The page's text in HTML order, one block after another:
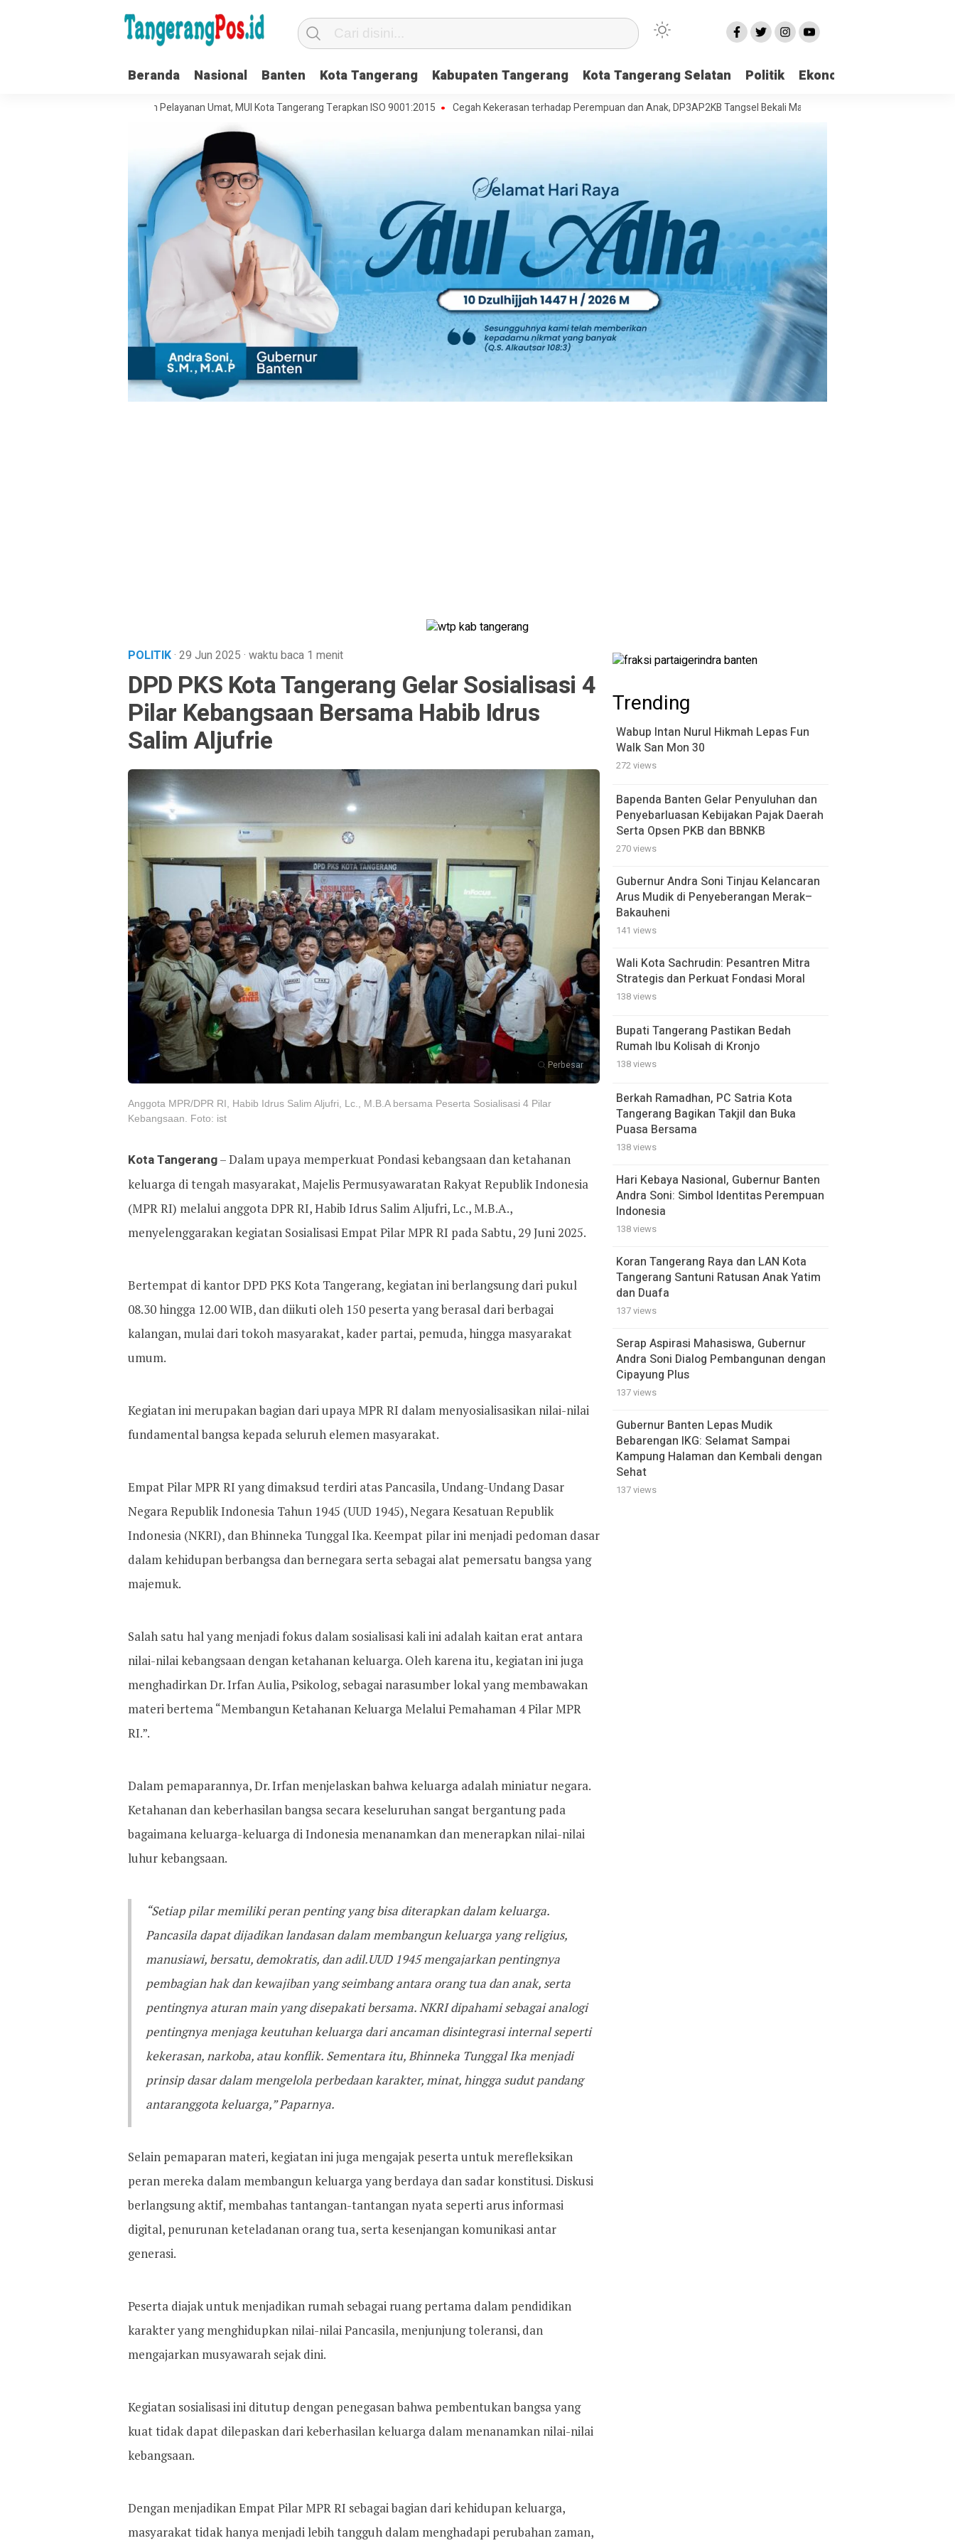
Beranda Nasional Banten Kota Tangerang Kabupaten Tangerang Kota Tangerang Selatan Politik Ekonomi
Kelola Organisasi dan Pelayanan Umat, MUI Kota Tangerang Terapkan ISO 9001:2015 Cegah Kekerasan terhadap Perempuan dan Anak, DP3AP2KB Tangsel Bekali Masyarakat Manajemen Stres dan Dukungan
POLITIK· 29 Jun 2025 · waktu baca 1 menit
DPD PKS Kota Tangerang Gelar Sosialisasi 4
Pilar Kebangsaan Bersama Habib Idrus
Salim Aljufrie
Perbesar
Anggota MPR/DPR RI, Habib Idrus Salim Aljufri, Lc., M.B.A bersama Peserta Sosialisasi 4 Pilar
Kebangsaan. Foto: ist
Kota Tangerang– Dalam upaya memperkuat Pondasi kebangsaan dan ketahanan
keluarga di tengah masyarakat, Majelis Permusyawaratan Rakyat Republik Indonesia
(MPR RI) melalui anggota DPR RI, Habib Idrus Salim Aljufri, Lc., M.B.A.,
menyelenggarakan kegiatan Sosialisasi Empat Pilar MPR RI pada Sabtu, 29 Juni 2025.
Bertempat di kantor DPD PKS Kota Tangerang, kegiatan ini berlangsung dari pukul
08.30 hingga 12.00 WIB, dan diikuti oleh 150 peserta yang berasal dari berbagai
kalangan, mulai dari tokoh masyarakat, kader partai, pemuda, hingga masyarakat
umum.
Kegiatan ini merupakan bagian dari upaya MPR RI dalam menyosialisasikan nilai-nilai
fundamental bangsa kepada seluruh elemen masyarakat.
Empat Pilar MPR RI yang dimaksud terdiri atas Pancasila, Undang-Undang Dasar
Negara Republik Indonesia Tahun 1945 (UUD 1945), Negara Kesatuan Republik
Indonesia (NKRI), dan Bhinneka Tunggal Ika. Keempat pilar ini menjadi pedoman dasar
dalam kehidupan berbangsa dan bernegara serta sebagai alat pemersatu bangsa yang
majemuk.
Salah satu hal yang menjadi fokus dalam sosialisasi kali ini adalah kaitan erat antara
nilai-nilai kebangsaan dengan ketahanan keluarga. Oleh karena itu, kegiatan ini juga
menghadirkan Dr. Irfan Aulia, Psikolog, sebagai narasumber lokal yang membawakan
materi bertema “Membangun Ketahanan Keluarga Melalui Pemahaman 4 Pilar MPR
RI.”.
Dalam pemaparannya, Dr. Irfan menjelaskan bahwa keluarga adalah miniatur negara.
Ketahanan dan keberhasilan bangsa secara keseluruhan sangat bergantung pada
bagaimana keluarga-keluarga di Indonesia menanamkan dan menerapkan nilai-nilai
luhur kebangsaan.
“Setiap pilar memiliki peran penting yang bisa diterapkan dalam keluarga.
Pancasila dapat dijadikan landasan dalam membangun keluarga yang religius,
manusiawi, bersatu, demokratis, dan adil.UUD 1945 mengajarkan pentingnya
pembagian hak dan kewajiban yang seimbang antara orang tua dan anak, serta
pentingnya aturan main yang disepakati bersama. NKRI dipahami sebagai analogi
pentingnya menjaga keutuhan keluarga dari ancaman disintegrasi internal seperti
kekerasan, narkoba, atau konflik. Sementara itu, Bhinneka Tunggal Ika menjadi
prinsip dasar dalam mengelola perbedaan karakter, minat, hingga sudut pandang
antaranggota keluarga,” Paparnya.
Selain pemaparan materi, kegiatan ini juga mengajak peserta untuk merefleksikan
peran mereka dalam membangun keluarga yang berdaya dan sadar konstitusi. Diskusi
berlangsung aktif, membahas tantangan-tantangan nyata seperti arus informasi
digital, penurunan keteladanan orang tua, serta kesenjangan komunikasi antar
generasi.
Peserta diajak untuk menjadikan rumah sebagai ruang pertama dalam pendidikan
karakter yang menghidupkan nilai-nilai Pancasila, menjunjung toleransi, dan
mengajarkan musyawarah sejak dini.
Kegiatan sosialisasi ini ditutup dengan penegasan bahwa pembentukan bangsa yang
kuat tidak dapat dilepaskan dari keberhasilan keluarga dalam menanamkan nilai-nilai
kebangsaan.
Dengan menjadikan Empat Pilar MPR RI sebagai bagian dari kehidupan keluarga,
masyarakat tidak hanya menjadi lebih tangguh dalam menghadapi perubahan zaman,
Trending
Wabup Intan Nurul Hikmah Lepas Fun
Walk San Mon 30
272 views
Bapenda Banten Gelar Penyuluhan dan
Penyebarluasan Kebijakan Pajak Daerah
Serta Opsen PKB dan BBNKB
270 views
Gubernur Andra Soni Tinjau Kelancaran
Arus Mudik di Penyeberangan Merak–
Bakauheni
141 views
Wali Kota Sachrudin: Pesantren Mitra
Strategis dan Perkuat Fondasi Moral
138 views
Bupati Tangerang Pastikan Bedah
Rumah Ibu Kolisah di Kronjo
138 views
Berkah Ramadhan, PC Satria Kota
Tangerang Bagikan Takjil dan Buka
Puasa Bersama
138 views
Hari Kebaya Nasional, Gubernur Banten
Andra Soni: Simbol Identitas Perempuan
Indonesia
138 views
Koran Tangerang Raya dan LAN Kota
Tangerang Santuni Ratusan Anak Yatim
dan Duafa
137 views
Serap Aspirasi Mahasiswa, Gubernur
Andra Soni Dialog Pembangunan dengan
Cipayung Plus
137 views
Gubernur Banten Lepas Mudik
Bebarengan IKG: Selamat Sampai
Kampung Halaman dan Kembali dengan
Sehat
137 views